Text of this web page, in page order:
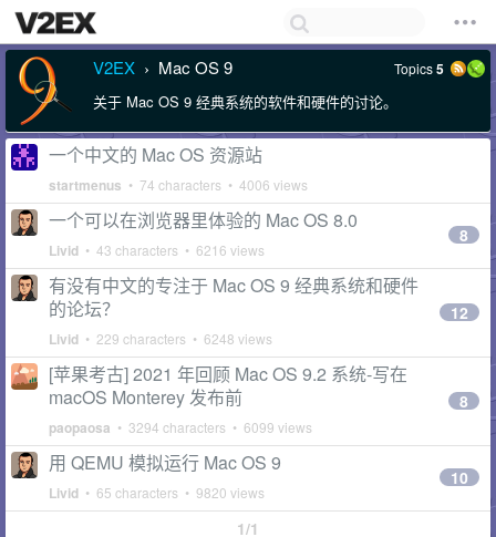
V2EX › Mac OS 9 Topics5
关于 Mac OS 9 经典系统的软件和硬件的讨论。
一个中文的 Mac OS 资源站
startmenus • 74 characters • 4006 views
一个可以在浏览器里体验的 Mac OS 8.0
Livid • 43 characters • 6216 views
8
有没有中文的专注于 Mac OS 9 经典系统和硬件
的论坛？
Livid • 229 characters • 6248 views
12
[苹果考古] 2021 年回顾 Mac OS 9.2 系统-写在
macOS Monterey 发布前
paopaosa • 3294 characters • 6099 views
8
用 QEMU 模拟运行 Mac OS 9
Livid • 65 characters • 9820 views
10
1/1